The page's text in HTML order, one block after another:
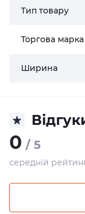
Тип товару
Торгова марка
Ширина
0 / 5
середній